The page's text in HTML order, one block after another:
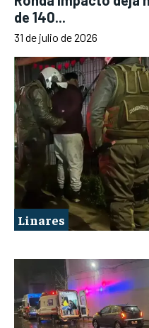
de 140...
31 de julio de 2026
Linares